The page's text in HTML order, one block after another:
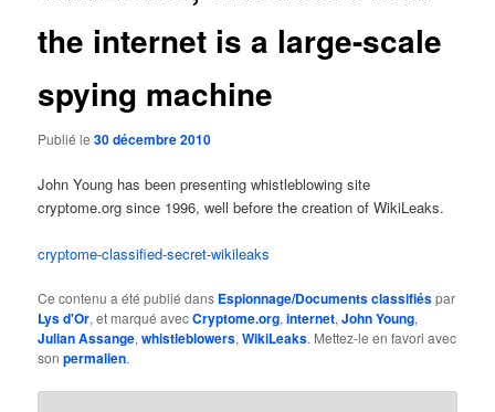
the internet is a large-scale
spying machine
Publié le30 décembre 2010
John Young has been presenting whistleblowing site
cryptome.org since 1996, well before the creation of WikiLeaks.
cryptome-classified-secret-wikileaks
Ce contenu a été publié dans Espionnage/Documents classifiéspar
Lys d'Or, et marqué avecCryptome.org,internet,John Young,
Julian Assange,whistleblowers,WikiLeaks. Mettez-le en favori avec
sonpermalien.